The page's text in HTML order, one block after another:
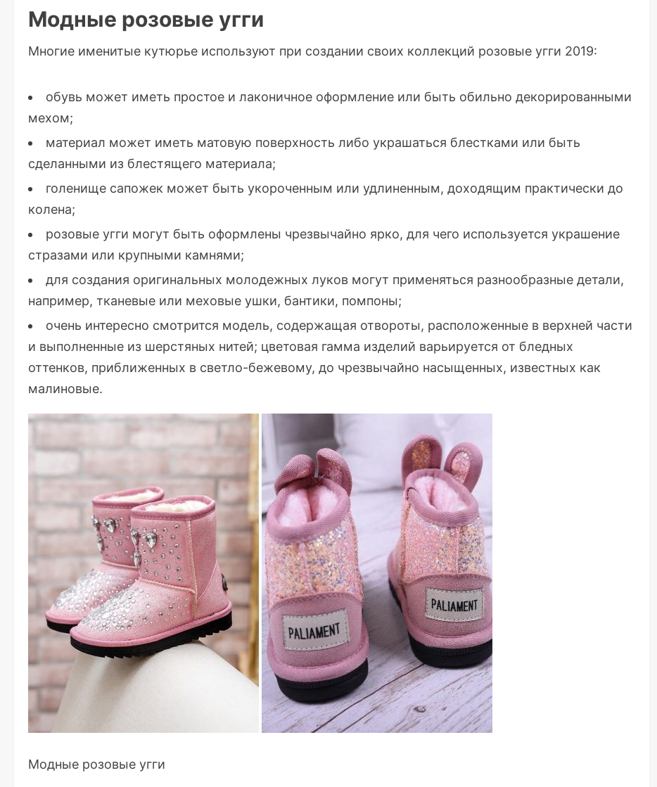
Модные розовые угги
Многие именитые кутюрье используют при создании своих коллекций розовые угги 2019:
обувь может иметь простое и лаконичное оформление или быть обильно декорированными
мехом;
материал может иметь матовую поверхность либо украшаться блестками или быть
сделанными из блестящего материала;
голенище сапожек может быть укороченным или удлиненным, доходящим практически до
колена;
розовые угги могут быть оформлены чрезвычайно ярко, для чего используется украшение
стразами или крупными камнями;
для создания оригинальных молодежных луков могут применяться разнообразные детали,
например, тканевые или меховые ушки, бантики, помпоны;
очень интересно смотрится модель, содержащая отвороты, расположенные в верхней части
и выполненные из шерстяных нитей; цветовая гамма изделий варьируется от бледных
оттенков, приближенных в светло-бежевому, до чрезвычайно насыщенных, известных как
малиновые.
Модные розовые угги